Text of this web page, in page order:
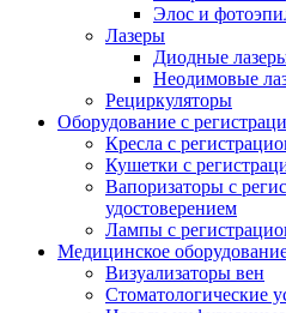
Элос и
Лазеры
Диодные
Неодимовые
Рециркуляторы
Оборудование с
Кресла с
Кушетки с
Вапоризаторы с
удостоверением
Лампы с
Медицинское
Визуализаторы вен
Стоматологические